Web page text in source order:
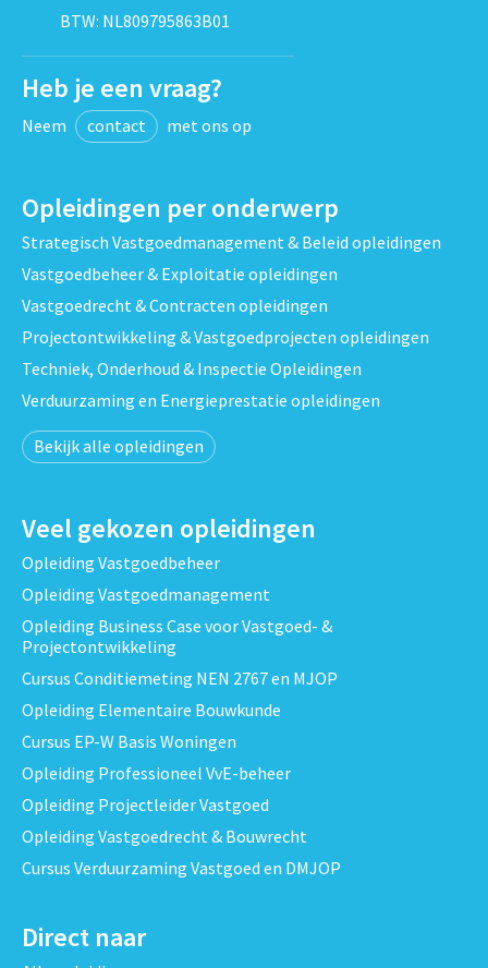
BTW: NL809795863B01
Heb je een vraag?
Neem contact met ons op
Opleidingen per onderwerp
Strategisch Vastgoedmanagement & Beleid opleidingen
Vastgoedbeheer & Exploitatie opleidingen
Vastgoedrecht & Contracten opleidingen
Projectontwikkeling & Vastgoedprojecten opleidingen
Techniek, Onderhoud & Inspectie Opleidingen
Verduurzaming en Energieprestatie opleidingen
Bekijk alle opleidingen
Veel gekozen opleidingen
Opleiding Vastgoedbeheer
Opleiding Vastgoedmanagement
Opleiding Business Case voor Vastgoed- &
Projectontwikkeling
Cursus Conditiemeting NEN 2767 en MJOP
Opleiding Elementaire Bouwkunde
Cursus EP-W Basis Woningen
Opleiding Professioneel VvE-beheer
Opleiding Projectleider Vastgoed
Opleiding Vastgoedrecht & Bouwrecht
Cursus Verduurzaming Vastgoed en DMJOP
Direct naar